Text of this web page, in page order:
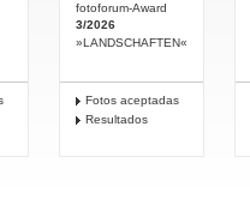
fotoforum-Award
3/2026
»LANDSCHAFTEN«
Fotos aceptadas
Resultados